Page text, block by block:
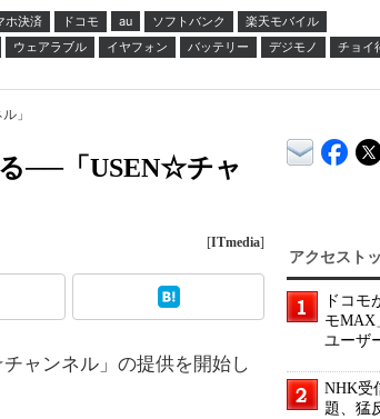
ホ決済 ドコモ au ソフトバンク
楽天モバイル
ウェアラブル イヤフォン バッテリー デジモノ
チョイ
」
──「USEN☆チャ
[ITmedia]
ャンネル」の提供を開始し
アクセスト
ドコ
モMAX
ユーザ
NHK受
題、猛